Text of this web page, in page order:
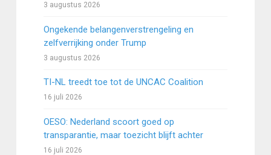
3 augustus 2026
Ongekende belangenverstrengeling en
zelfverrijking onder Trump
3 augustus 2026
TI-NL treedt toe tot de UNCAC Coalition
16 juli 2026
OESO: Nederland scoort goed op
transparantie, maar toezicht blijft achter
16 juli 2026